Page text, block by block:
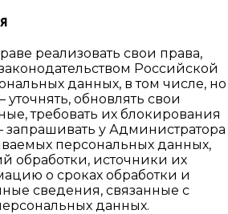
реализовать свои права,
Российской
данных, в том числе, но
уточнять, обновлять свои
требовать их блокирования
запрашивать у Администратора
персональных данных,
обработки, источники их
о сроках обработки и
сведения, связанные с
данных.